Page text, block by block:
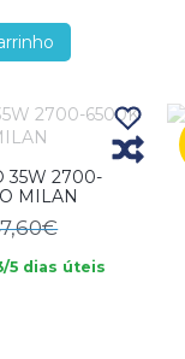
35W 2700-
MILAN
5 dias úteis